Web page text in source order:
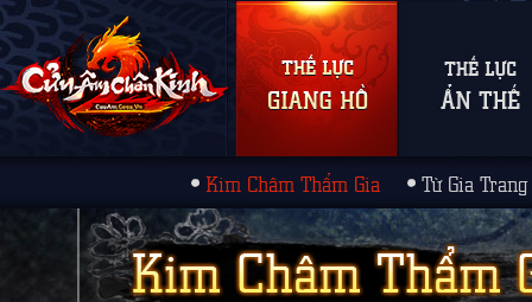
Kim Châm Thẩm Gia Từ Gia Trang